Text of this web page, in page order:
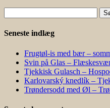
efter:
Seneste indlæg
Frugtøl-is med bær –
Svin på Glas –
Tjekkisk Gulasch –
Karlovarský knedlík –
Trøndersodd med Øl –